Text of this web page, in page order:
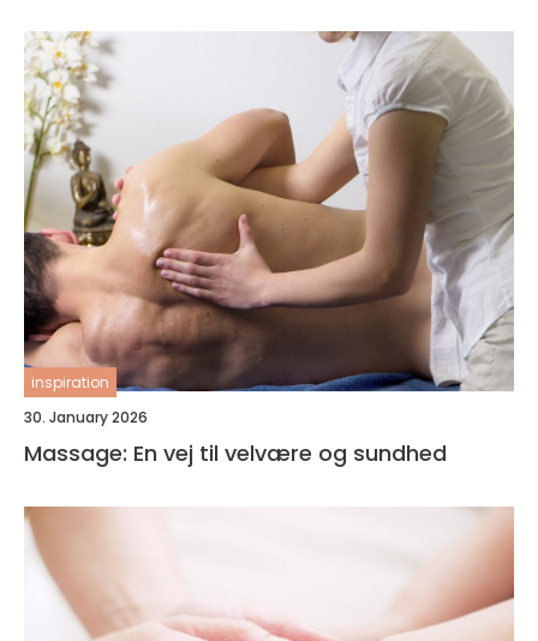
inspiration
30. January 2026
Massage: En vej til velvære og sundhed